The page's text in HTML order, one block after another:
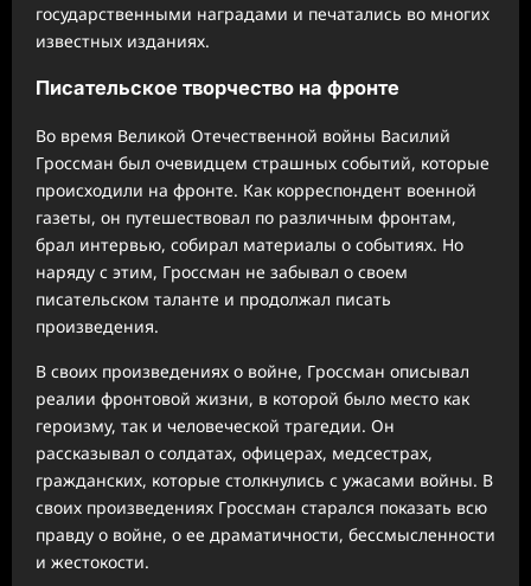
государственными наградами и печатались во многих
известных изданиях.
Писательское творчество на фронте
Во время Великой Отечественной войны Василий
Гроссман был очевидцем страшных событий, которые
происходили на фронте. Как корреспондент военной
газеты, он путешествовал по различным фронтам,
брал интервью, собирал материалы о событиях. Но
наряду с этим, Гроссман не забывал о своем
писательском таланте и продолжал писать
произведения.
В своих произведениях о войне, Гроссман описывал
реалии фронтовой жизни, в которой было место как
героизму, так и человеческой трагедии. Он
рассказывал о солдатах, офицерах, медсестрах,
гражданских, которые столкнулись с ужасами войны. В
своих произведениях Гроссман старался показать всю
правду о войне, о ее драматичности, бессмысленности
и жестокости.